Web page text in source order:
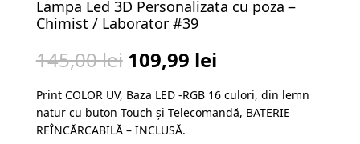
Lampa Led 3D Personalizata cu poza –
Chimist / Laborator #39
145,00lei Prețul
a
fost:
109,99 leiPrețul
este:
109,99 lei.
Print COLOR UV, Baza LED -RGB 16 culori, din lemn
natur cu buton Touch și Telecomandă, BATERIE
REÎNCĂRCABILĂ – INCLUSĂ.